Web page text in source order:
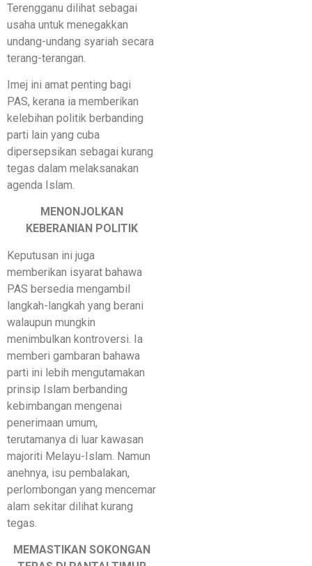
Terengganu dilihat sebagai
usaha untuk menegakkan
undang-undang syariah secara
terang-terangan.
Imej ini amat penting bagi
PAS, kerana ia memberikan
kelebihan politik berbanding
parti lain yang cuba
dipersepsikan sebagai kurang
tegas dalam melaksanakan
agenda Islam.
MENONJOLKAN
KEBERANIAN POLITIK
Keputusan ini juga
memberikan isyarat bahawa
PAS bersedia mengambil
langkah-langkah yang berani
walaupun mungkin
menimbulkan kontroversi. Ia
memberi gambaran bahawa
parti ini lebih mengutamakan
prinsip Islam berbanding
kebimbangan mengenai
penerimaan umum,
terutamanya di luar kawasan
majoriti Melayu-Islam. Namun
anehnya, isu pembalakan,
perlombongan yang mencemar
alam sekitar dilihat kurang
tegas.
MEMASTIKAN SOKONGAN